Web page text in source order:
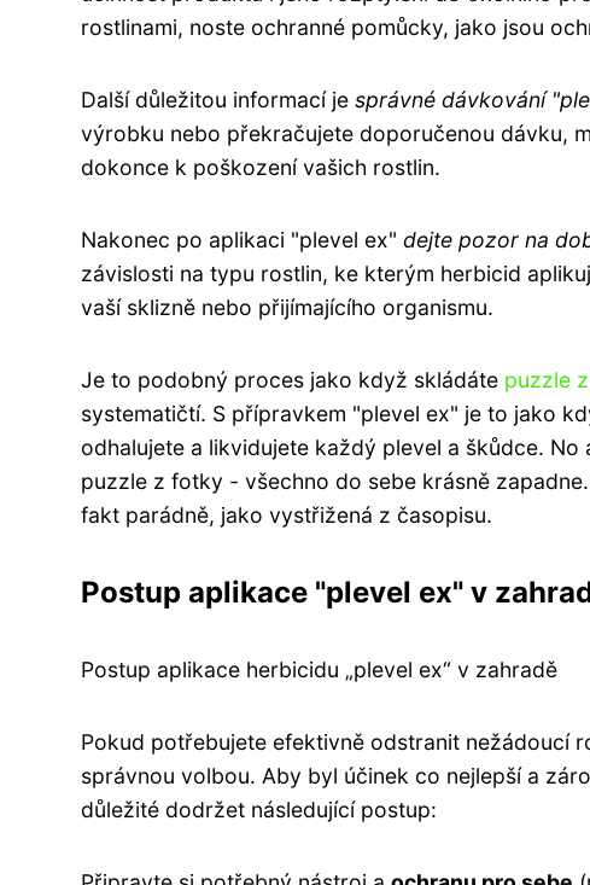
rostlinami, noste ochranné pomůcky, jako jsou
Další důležitou informací je správné dávkování
výrobku nebo překračujete doporučenou dávku,
dokonce k poškození vašich rostlin.
Nakonec po aplikaci "plevel ex" dejte pozor na
závislosti na typu rostlin, ke kterým herbicid
vaší sklizně nebo přijímajícího organismu.
Je to podobný proces jako když skládáte puzzle
systematičtí. S přípravkem "plevel ex" je to jako
odhalujete a likvidujete každý plevel a škůdce.
puzzle z fotky - všechno do sebe krásně
fakt parádně, jako vystřižená z časopisu.
Postup aplikace "plevel ex" v
Postup aplikace herbicidu „plevel ex“ v zahradě
Pokud potřebujete efektivně odstranit nežádoucí
správnou volbou. Aby byl účinek co nejlepší a
důležité dodržet následující postup: